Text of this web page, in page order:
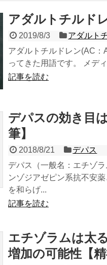
アダルトチルド
2019/8/3
アダルト
アダルトチルドレン(AC
ってきた用語です。 メデ
記事を読む
デパスの効き目
筆】
2018/8/21
デパス
デパス（一般名：エチゾ
ンゾジアゼピン系抗不安
を和らげ...
記事を読む
エチゾラムは太
増加の可能性【精